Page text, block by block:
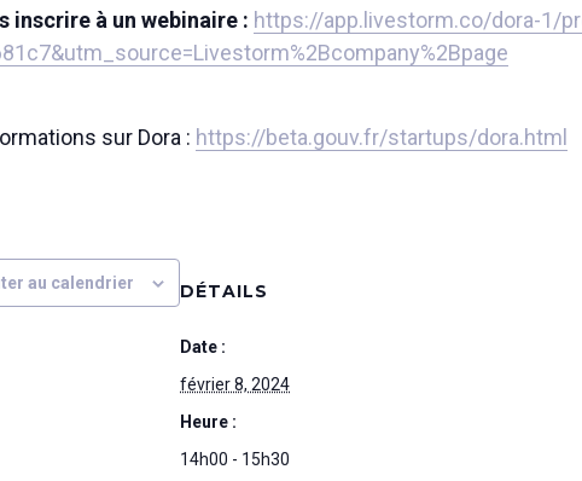
inscrire à un webinaire : https://app.livestorm.co/dora-1/
sur Dora : https://beta.gouv.fr/startups/dora.html
au calendrier DÉTAILS
Date :
février 8, 2024
Heure :
14h00 - 15h30